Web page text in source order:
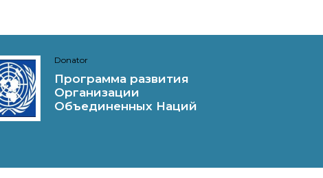
Donator
Программа развития
Организации
Объединенных Наций